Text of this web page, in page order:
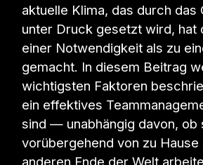
aktuelle Klima, das durch das
unter Druck gesetzt wird, hat
einer Notwendigkeit als zu
gemacht. In diesem Beitrag
wichtigsten Faktoren
ein effektives
sind — unabhängig davon, ob
vorübergehend von zu Hause
anderen Ende der Welt